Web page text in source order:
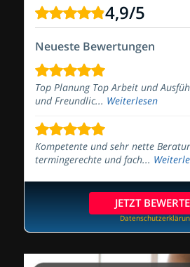
4,9/5
Neueste Bewertungen
Top Planung Top Arbeit und
und Freundlic... Weiterlesen
Kompetente und sehr nette
termingerechte und fach...
JETZT